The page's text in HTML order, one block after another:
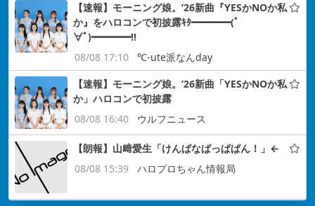
【速報】モーニング娘。’26新曲『YESかNOか私
か』をハロコンで初披露ｷﾀ━━━━(ﾟ
∀ﾟ)━━━━!!
08/08 17:10
℃-ute派なんday
【速報】モーニング娘。’26新曲「YESかNOか私
か」ハロコンで初披露
08/08 16:40
ウルフニュース
【朗報】山﨑愛生「けんぱなぱっぱぱん！」←
08/08 15:39
ハロプロちゃん情報局